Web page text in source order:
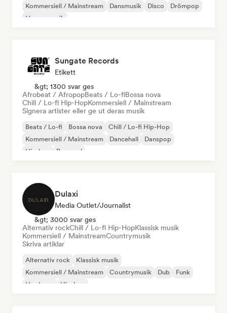
Kommersiell / Mainstream
Dansmusik Disco
Drömpop
House-musik
Sungate Records
Etikett
&gt; 1300 svar ges
Afrobeat / AfropopBeats / Lo-fiBossa nova
Chill / Lo-fi Hip-HopKommersiell / Mainstream
Signera artister eller ge ut deras musik
Beats / Lo-fi Bossa nova
Chill / Lo-fi Hip-Hop
Kommersiell / Mainstream
Dancehall
Danspop
Hip-hop
Pop soul
Dulaxi
Media Outlet/Journalist
&gt; 3000 svar ges
Alternativ rockChill / Lo-fi Hip-HopKlassisk musik
Kommersiell / MainstreamCountrymusik
Skriva artiklar
Alternativ rock
Klassisk musik
Kommersiell / Mainstream
Countrymusik Dub
Funk
Hardcore
Hip-hop